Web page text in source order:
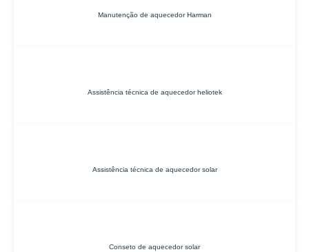
Manutenção de aquecedor Harman
Assistência técnica de aquecedor heliotek
Assistência técnica de aquecedor solar
Conseto de aquecedor solar